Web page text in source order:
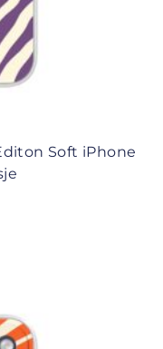
Soft iPhone